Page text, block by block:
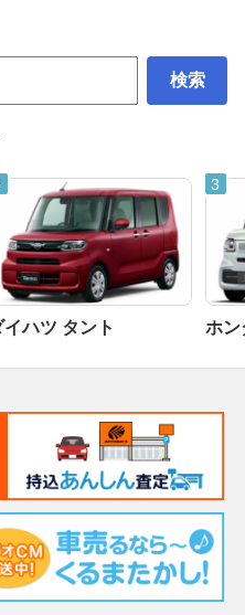
検索
イハツ タント ホン